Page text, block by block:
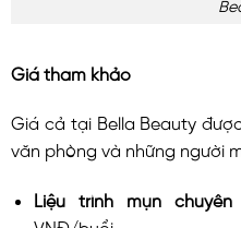
Giá tham khảo
Giá cả tại Bella Beauty
văn phòng và những người
Liệu trình mụn